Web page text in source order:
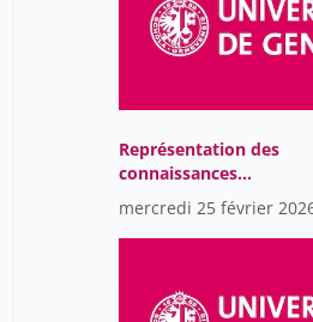
Représentation des
connaissances
(Knowledge
systems) / séminaire
mercredi 25 février